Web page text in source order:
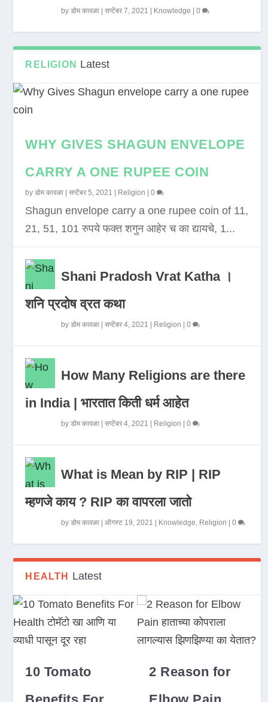
byडोम कावळा |सप्टेंबर 7, 2021 Knowledge |0
RELIGION Latest
WHY GIVES SHAGUN ENVELOPE
CARRY A ONE RUPEE COIN
byडोम कावळा |सप्टेंबर 5, 2021 Religion |0
Shagun envelope carry a one rupee coin of 11,
21, 51, 101 रुपये फक्त शगुन आहेर च का द्यायचे, 1...
Shani Pradosh Vrat Katha ।
शनि प्रदोष व्रत कथा
byडोम कावळा |सप्टेंबर 4, 2021 Religion |0
How Many Religions are there
in India | भारतात किती धर्म आहेत
byडोम कावळा |सप्टेंबर 4, 2021 Religion |0
What is Mean by RIP | RIP
म्हणजे काय ? RIP का वापरला जातो
byडोम कावळा |ऑगस्ट 19, 2021 Knowledge, Religion |0
HEALTH Latest
10 Tomato
2 Reason for